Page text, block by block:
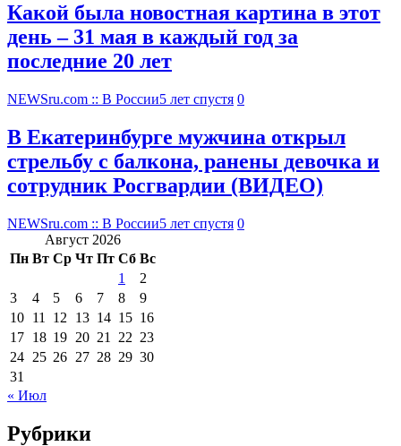
Какой была новостная картина в этот
день – 31 мая в каждый год за
последние 20 лет
NEWSru.com :: В России5 лет спустя 0
В Екатеринбурге мужчина открыл
стрельбу с балкона, ранены девочка и
сотрудник Росгвардии (ВИДЕО)
NEWSru.com :: В России5 лет спустя 0
Август 2026
Пн Вт Ср Чт Пт Сб Вс
1
2
3
4 5 6 7 8
9
10 11 12 13 14 15 16
17 18 19 20 21 22 23
24 25 26 27 28 29 30
31
« Июл
Рубрики